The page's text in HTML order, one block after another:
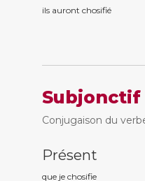
ils auront chosifié
Subjonctif
Conjugaison du
Présent
que je chosifie